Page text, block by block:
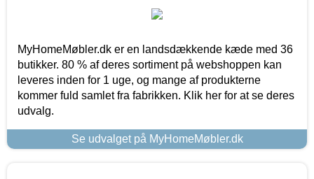
MyHomeMøbler.dk er en landsdækkende kæde med 36
butikker. 80 % af deres sortiment på webshoppen kan
leveres inden for 1 uge, og mange af produkterne
kommer fuld samlet fra fabrikken. Klik her for at se deres
udvalg.
Se udvalget på MyHomeMøbler.dk